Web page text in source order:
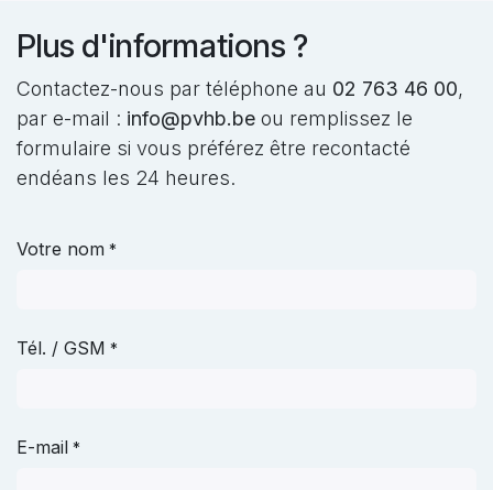
Plus d'informations ?
Contactez-nous par téléphone au 02 763 46 00,
par e-mail : info@pvhb.be ou remplissez le
formulaire si vous préférez être recontacté
endéans les 24 heures.
Votre nom *
Tél. / GSM *
E-mail *